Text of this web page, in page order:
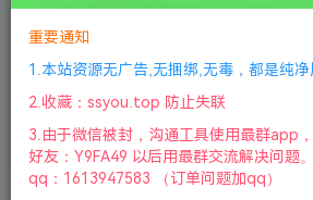
全部游戏 怀旧经典
8个月前
重要通知
1.本站资源无广告,无捆绑,无毒，都是纯净
2.收藏：ssyou.top 防止失联
3.由于微信被封，沟通工具使用最群app
好友：Y9FA49 以后用最群交流解决问题
qq：1613947583 （订单问题加qq）